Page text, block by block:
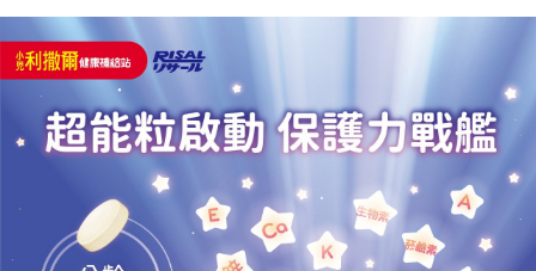
恩沛科技股份有限公司將有權停止該用戶之使用額度並採取法律行動。